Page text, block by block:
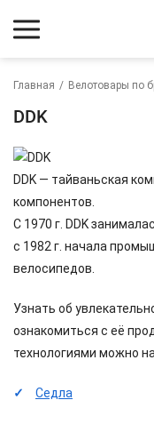
Главная / Велотовары по
DDK
DDK — тайваньская
компонентов.
С 1970 г. DDK
с 1982 г. начала
велосипедов.
Узнать об
ознакомиться с её
технологиями можно
Седла